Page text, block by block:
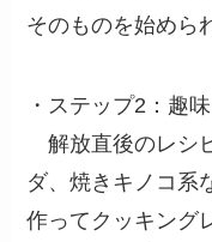
そのものを始めら
・ステップ2：趣
解放直後のレシ
ダ、焼きキノコ系
作ってクッキング